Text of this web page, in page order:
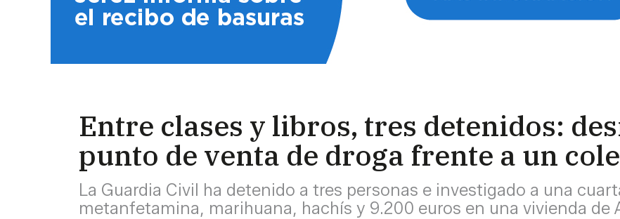
Entre clases y libros, tres detenidos:
punto de venta de droga frente a un
La Guardia Civil ha detenido a tres personas e investigado a una
metanfetamina, marihuana, hachís y 9.200 euros en una vivienda de